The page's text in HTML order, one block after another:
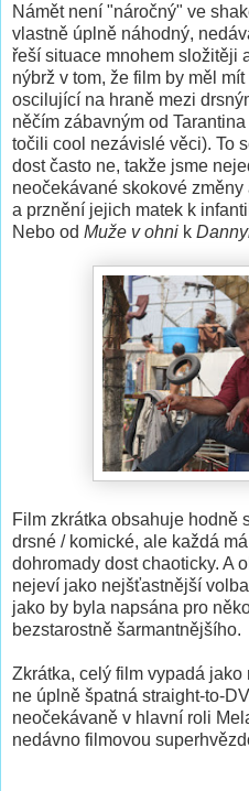
Námět není "náročný" ve
vlastně úplně náhodný,
řeší situace mnohem složitěji
nýbrž v tom, že film by měl
oscilující na hraně mezi
něčím zábavným od
točili cool nezávislé věci). To
dost často ne, takže jsme
neočekávané skokové
a prznění jejich matek k
Nebo od Muže v ohni k
Film zkrátka obsahuje hodně
drsné / komické, ale každá
dohromady dost chaoticky. A
nejeví jako nejšťastnější
jako by byla napsána pro
bezstarostně šarmantnějšího.
Zkrátka, celý film vypadá
ne úplně špatná straight-to-
neočekávaně v hlavní roli
nedávno filmovou